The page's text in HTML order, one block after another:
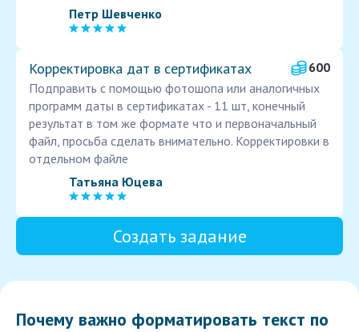
Петр Шевченко
Корректировка дат в сертификатах
600
Подправить с помощью фотошопа или аналогичных
программ даты в сертификатах - 11 шт, конечный
результат в том же формате что и первоначальный
файл, просьба сделать внимательно. Корректировки в
отдельном файле
Татьяна Юцева
Создать задание
Почему важно форматировать текст по